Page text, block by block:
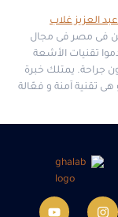
فى مصر فى مجال
تقنيات الأشعة
جراحة. يمتلك خبرة
هى تقنية آمنة و فعّالة